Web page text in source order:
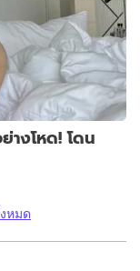
งโหด! โดน
หมด